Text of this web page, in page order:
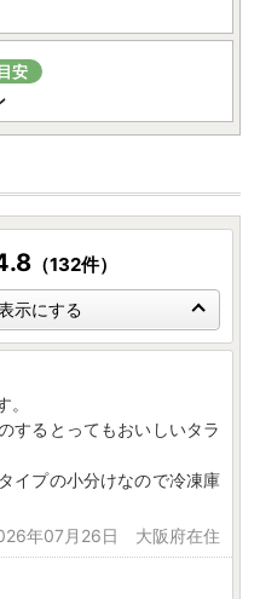
安
（132件）
示にする
するとってもおいしいタラ
イプの小分けなので冷凍庫
年07月26日 大阪府在住